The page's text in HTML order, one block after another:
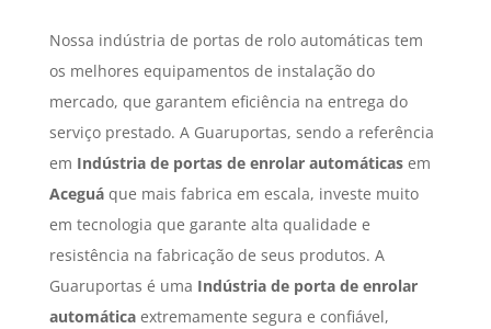
Nossa indústria de portas de rolo automáticas tem
os melhores equipamentos de instalação do
mercado, que garantem eficiência na entrega do
serviço prestado. A Guaruportas, sendo a referência
em Indústria de portas de enrolar automáticasem
Aceguáque mais fabrica em escala, investe muito
em tecnologia que garante alta qualidade e
resistência na fabricação de seus produtos. A
Guaruportas é uma Indústria de porta de enrolar
automáticaextremamente segura e confiável,